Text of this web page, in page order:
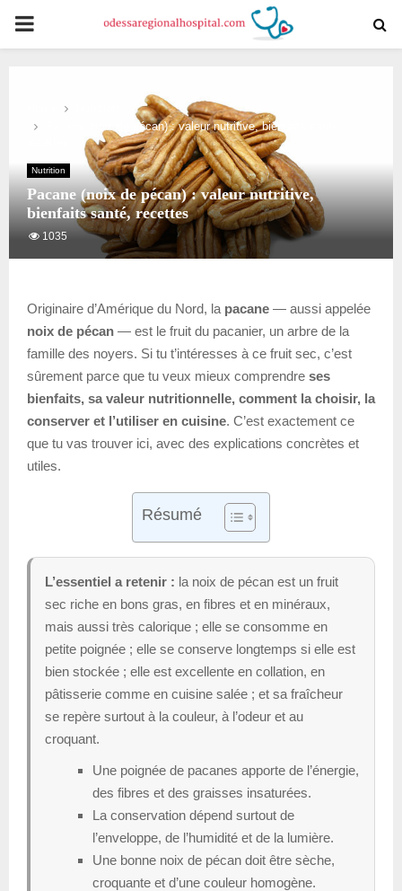
PRIMARY
Pacane (noix de pécan) : valeur nutritive, bienfaits santé,
Nutrition
Pacane (noix de pécan) : valeur nutritive,
bienfaits santé, recettes
1035
Originaire d’Amérique du Nord, la pacane — aussi appelée
noix de pécan — est le fruit du pacanier, un arbre de la
famille des noyers. Si tu t’intéresses à ce fruit sec, c’est
sûrement parce que tu veux mieux comprendre ses
bienfaits, sa valeur nutritionnelle, comment la choisir, la
conserver et l’utiliser en cuisine. C’est exactement ce
que tu vas trouver ici, avec des explications concrètes et
utiles.
Résumé
L’essentiel a retenir : la noix de pécan est un fruit
sec riche en bons gras, en fibres et en minéraux,
mais aussi très calorique ; elle se consomme en
petite poignée ; elle se conserve longtemps si elle est
bien stockée ; elle est excellente en collation, en
pâtisserie comme en cuisine salée ; et sa fraîcheur
se repère surtout à la couleur, à l’odeur et au
croquant.
Une poignée de pacanes apporte de l’énergie,
des fibres et des graisses insaturées.
La conservation dépend surtout de
l’enveloppe, de l’humidité et de la lumière.
Une bonne noix de pécan doit être sèche,
croquante et d’une couleur homogène.